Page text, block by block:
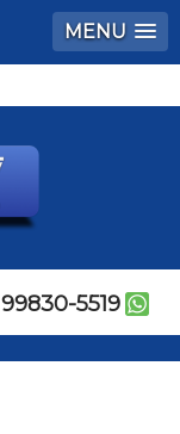
MENU
99830-5519